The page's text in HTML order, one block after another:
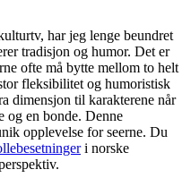
har jeg lenge beundret
tradisjon og humor. Det er
ofte må bytte mellom to helt
fleksibilitet og humoristisk
dimensjon til karakterene når
og en bonde. Denne
opplevelse for seerne. Du
i norske